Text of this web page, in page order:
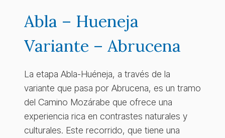
Abla – Hueneja
Variante – Abrucena
La etapa Abla-Huéneja, a través de la
variante que pasa por Abrucena, es un tramo
del Camino Mozárabe que ofrece una
experiencia rica en contrastes naturales y
culturales. Este recorrido, que tiene una